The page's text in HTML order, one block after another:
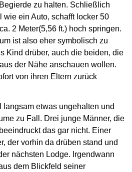
zu halten. Schließlich
wie ein Auto, schafft locker 50
2 Meter(5,56 ft.) hoch springen.
ist also eher symbolisch zu
Kind drüber, auch die beiden, die
der Nähe anschauen wollen.
von ihren Eltern zurück
langsam etwas ungehalten und
zu Fall. Drei junge Männer, die
das gar nicht. Einer
der vorhin da drüben stand und
nächsten Lodge. Irgendwann
dem Blickfeld seiner